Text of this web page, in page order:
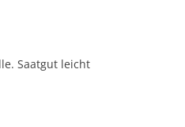
Saatgut leicht